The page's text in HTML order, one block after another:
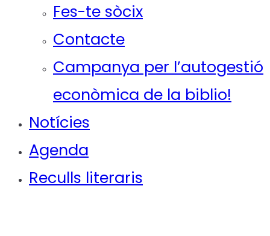
Fes-te sòcix
Contacte
Campanya per l’autogestió
econòmica de la biblio!
Notícies
Agenda
Reculls literaris